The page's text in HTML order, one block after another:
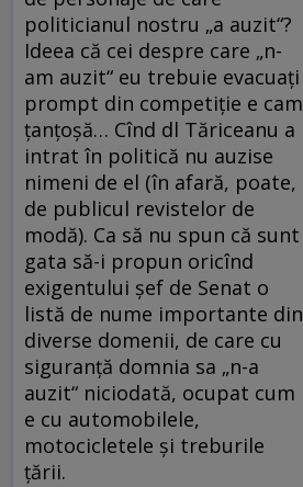
politicianul nostru „a auzit“?
Ideea că cei despre care „n-
am auzit“ eu trebuie evacuaţi
prompt din competiţie e cam
ţanţoşă… Cînd dl Tăriceanu a
intrat în politică nu auzise
nimeni de el (în afară, poate,
de publicul revistelor de
modă). Ca să nu spun că sunt
gata să-i propun oricînd
exigentului şef de Senat o
listă de nume importante din
diverse domenii, de care cu
siguranţă domnia sa „n-a
auzit“ niciodată, ocupat cum
e cu automobilele,
motocicletele şi treburile
ţării.